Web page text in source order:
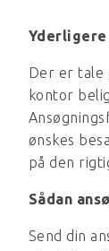
Der er tale
kontor
ønskes
på den
Sådan
Send din